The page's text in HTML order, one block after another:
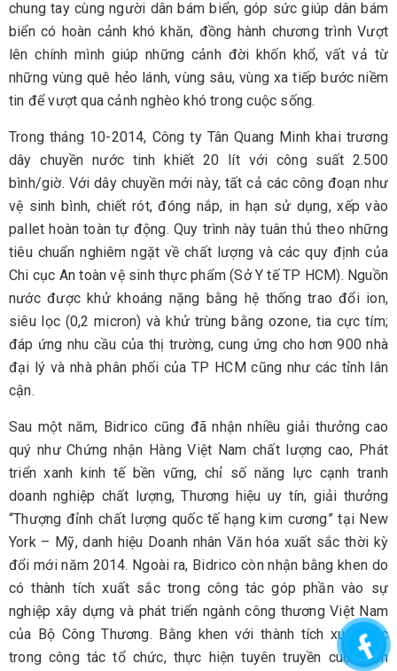
chung tay cùng người dân bám biển, góp sức giúp dân bám
biển có hoàn cảnh khó khăn, đồng hành chương trình Vượt
lên chính mình giúp những cảnh đời khốn khổ, vất vả từ
những vùng quê hẻo lánh, vùng sâu, vùng xa tiếp bước niềm
tin để vượt qua cảnh nghèo khó trong cuộc sống.
Trong tháng 10-2014, Công ty Tân Quang Minh khai trương
dây chuyền nước tinh khiết 20 lít với công suất 2.500
bình/giờ. Với dây chuyền mới này, tất cả các công đoạn như
vệ sinh bình, chiết rót, đóng nắp, in hạn sử dụng, xếp vào
pallet hoàn toàn tự động. Quy trình này tuân thủ theo những
tiêu chuẩn nghiêm ngặt về chất lượng và các quy định của
Chi cục An toàn vệ sinh thực phẩm (Sở Y tế TP HCM). Nguồn
nước được khử khoáng nặng bằng hệ thống trao đổi ion,
siêu lọc (0,2 micron) và khử trùng bằng ozone, tia cực tím;
đáp ứng nhu cầu của thị trường, cung ứng cho hơn 900 nhà
đại lý và nhà phân phối của TP HCM cũng như các tỉnh lân
cận.
Sau một năm, Bidrico cũng đã nhận nhiều giải thưởng cao
quý như Chứng nhận Hàng Việt Nam chất lượng cao, Phát
triển xanh kinh tế bền vững, chỉ số năng lực cạnh tranh
doanh nghiệp chất lượng, Thương hiệu uy tín, giải thưởng
“Thượng đỉnh chất lượng quốc tế hạng kim cương” tại New
York – Mỹ, danh hiệu Doanh nhân Văn hóa xuất sắc thời kỳ
đổi mới năm 2014. Ngoài ra, Bidrico còn nhận bằng khen do
có thành tích xuất sắc trong công tác góp phần vào sự
nghiệp xây dựng và phát triển ngành công thương Việt Nam
của Bộ Công Thương. Bằng khen với thành tích xuất sắc
trong công tác tổ chức, thực hiện tuyên truyền cuộc vận